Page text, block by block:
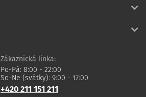
Zákaznická linka:
Po-Pá: 8:00 - 22:00
So-Ne (svátky): 9:00 - 17:00
+420 211 151 211